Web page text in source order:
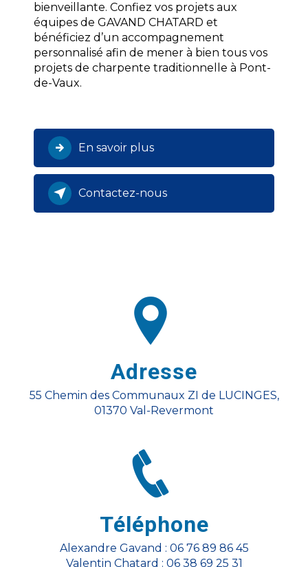
bienveillante. Confiez vos projets aux
équipes de GAVAND CHATARD et
bénéficiez d’un accompagnement
personnalisé afin de mener à bien tous vos
projets de charpente traditionnelle à Pont-
de-Vaux.
En savoir plus
Contactez-nous
Adresse
55 Chemin des Communaux ZI de LUCINGES,
01370 Val-Revermont
Téléphone
Alexandre Gavand : 06 76 89 86 45
Valentin Chatard : 06 38 69 25 31